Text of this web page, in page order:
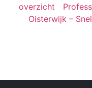
overzicht
Oisterwijk –